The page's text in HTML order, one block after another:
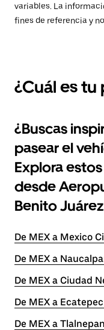
variables. La
fines de referencia y
¿Cuál es
¿Buscas
pasear el
Explora
desde
Benito
De MEX a Mexico
De MEX a
De MEX a Ciudad
De MEX a
De MEX a